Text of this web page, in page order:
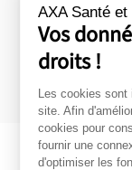
AXA Santé
Vos
droits !
Les cookies sont
site. Afin
cookies pour
fournir une
d'optimiser les